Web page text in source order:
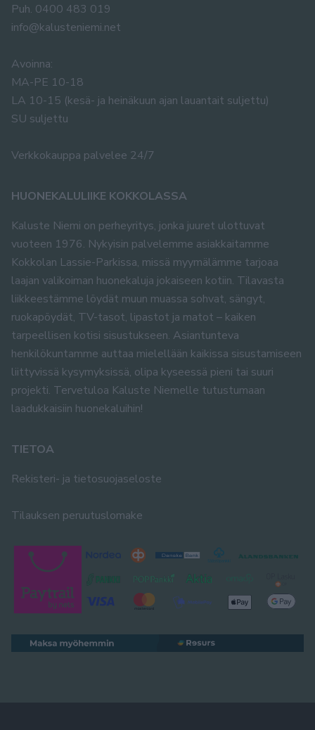
Puh. 0400 483 019
info@kalusteniemi.net
Avoinna:
MA-PE 10-18
LA 10-15 (kesä- ja heinäkuun ajan lauantait suljettu)
SU suljettu
Verkkokauppa palvelee 24/7
HUONEKALULIIKE KOKKOLASSA
Kaluste Niemi on perheyritys, jonka juuret ulottuvat
vuoteen 1976. Nykyisin palvelemme asiakkaitamme
Kokkolan Lassie-Parkissa, missä myymälämme tarjoaa
laajan valikoiman huonekaluja jokaiseen kotiin. Tilavasta
liikkeestämme löydät muun muassa sohvat, sängyt,
ruokapöydät, TV-tasot, lipastot ja matot – kaiken
tarpeellisen kotisi sisustukseen. Asiantunteva
henkilökuntamme auttaa mielellään kaikissa sisustamiseen
liittyvissä kysymyksissä, olipa kyseessä pieni tai suuri
projekti. Tervetuloa Kaluste Niemelle tutustumaan
laadukkaisiin huonekaluihin!
TIETOA
Rekisteri- ja tietosuojaseloste
Tilauksen peruutuslomake